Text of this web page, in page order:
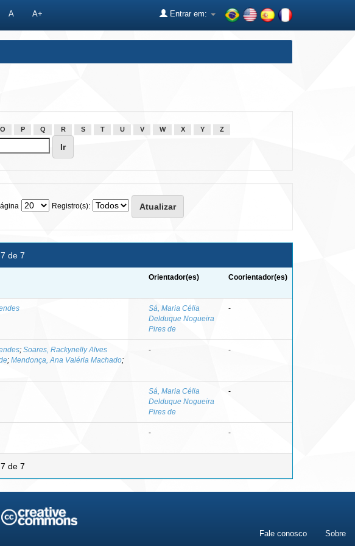
A A+ Entrar em:
O P Q R S T U V W X Y Z
Registro(s):
de 7
Orientador(es) Coorientador(es)
Sá, Maria Célia
Delduque Nogueira
Pires de
-
; Soares, Rackynelly Alves
; Mendonça, Ana Valéria Machado;
- -
Sá, Maria Célia
Delduque Nogueira
Pires de
-
- -
de 7
Fale conosco Sobre